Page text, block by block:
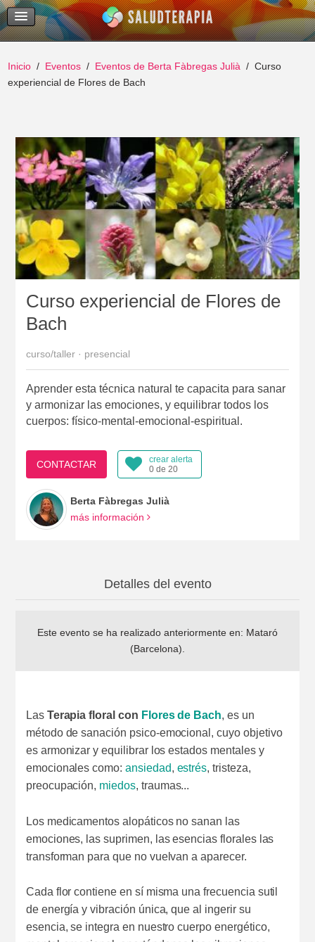
Temas Recientes
Buscar
Inicio Eventos Eventos de Berta Fàbregas Julià
Curso
experiencial de Flores de Bach
Curso experiencial de Flores de
Bach
curso/taller · presencial
Aprender esta técnica natural te capacita para sanar
y armonizar las emociones, y equilibrar todos los
cuerpos: físico-mental-emocional-espiritual.
CONTACTAR
crear alerta
0 de 20
Berta Fàbregas Julià
más información
Detalles del evento
Este evento se ha realizado anteriormente en: Mataró
(Barcelona)
Las Terapia floral con Flores de Bach, es un
método de sanación psico-emocional, cuyo objetivo
es armonizar y equilibrar los estados mentales y
emocionales como: ansiedad, estrés, tristeza,
preocupación, miedos, traumas...
Los medicamentos alopáticos no sanan las
emociones, las suprimen, las esencias florales las
transforman para que no vuelvan a aparecer.
Cada flor contiene en sí misma una frecuencia sutil
de energía y vibración única, que al ingerir su
esencia, se integra en nuestro cuerpo energético,